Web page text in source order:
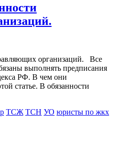
организаций. Все
выполнять предписания
РФ. В чем они
статье. В обязанности
ТСЖ ТСН УО юристы по жкх